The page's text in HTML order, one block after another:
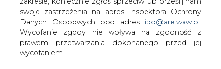
swoje zastrzeżenia na adres Inspektora Ochrony
Danych Osobowych pod adres iod@are.waw.pl
Wycofanie zgody nie wpływa na zgodność z
prawem przetwarzania dokonanego przed jej
wycofaniem.
politycznego. Zapowiedział on, że w przypadku braku
zgody ze strony Gazpromu na negocjacje cenowe
sprawa trafi do międzynarodowego sądu arbitrażowego
w Sztokholmie.